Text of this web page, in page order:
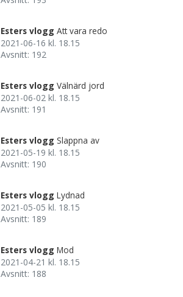
Esters vlogg Att vara redo
2021-06-16 kl. 18.15
Avsnitt: 192
Esters vlogg Välnärd jord
2021-06-02 kl. 18.15
Avsnitt: 191
Esters vlogg Slappna av
2021-05-19 kl. 18.15
Avsnitt: 190
Esters vlogg Lydnad
2021-05-05 kl. 18.15
Avsnitt: 189
Esters vlogg Mod
2021-04-21 kl. 18.15
Avsnitt: 188